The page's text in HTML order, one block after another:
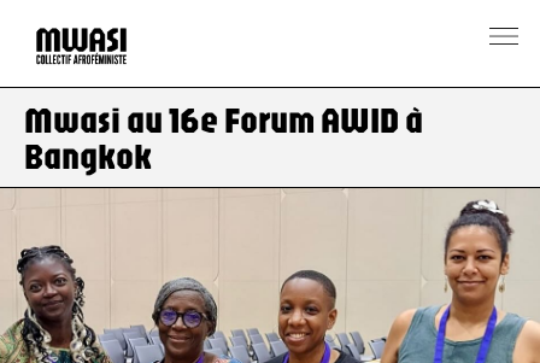
Mwasi au 16e Forum AWID à
Bangkok